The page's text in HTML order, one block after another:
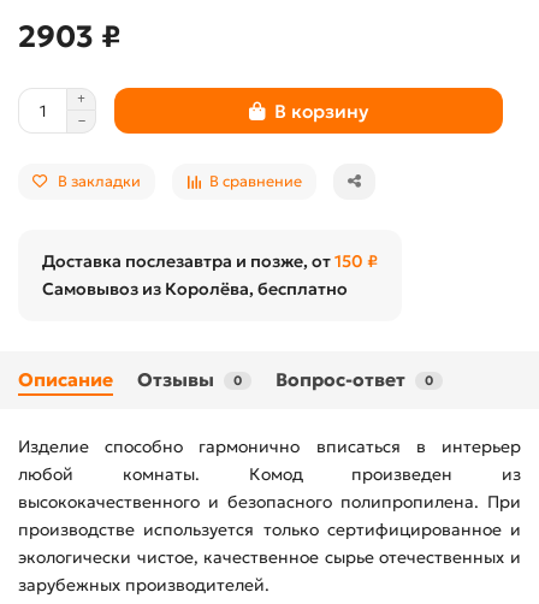
2903 ₽
В корзину
В закладки В сравнение
Доставка послезавтра и позже, от150 ₽
Самовывоз из Королёва, бесплатно
Описание Отзывы 0 Вопрос-ответ 0
Изделие способно гармонично вписаться в интерьер
любой комнаты. Комод произведен из
высококачественного и безопасного полипропилена. При
производстве используется только сертифицированное и
экологически чистое, качественное сырье отечественных и
зарубежных производителей.